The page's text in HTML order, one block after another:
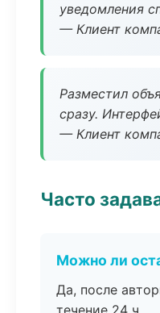
уведомления
— Клиент
Разместил
сразу.
— Клиент
Часто
Можно ли
Да, после
течение 24 ч.